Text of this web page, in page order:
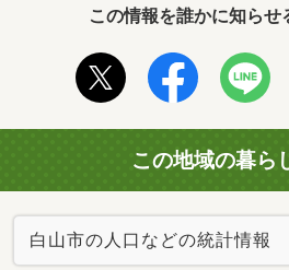
この情報を誰かに知らせ
この地域の暮ら
白山市の人口などの統計情報